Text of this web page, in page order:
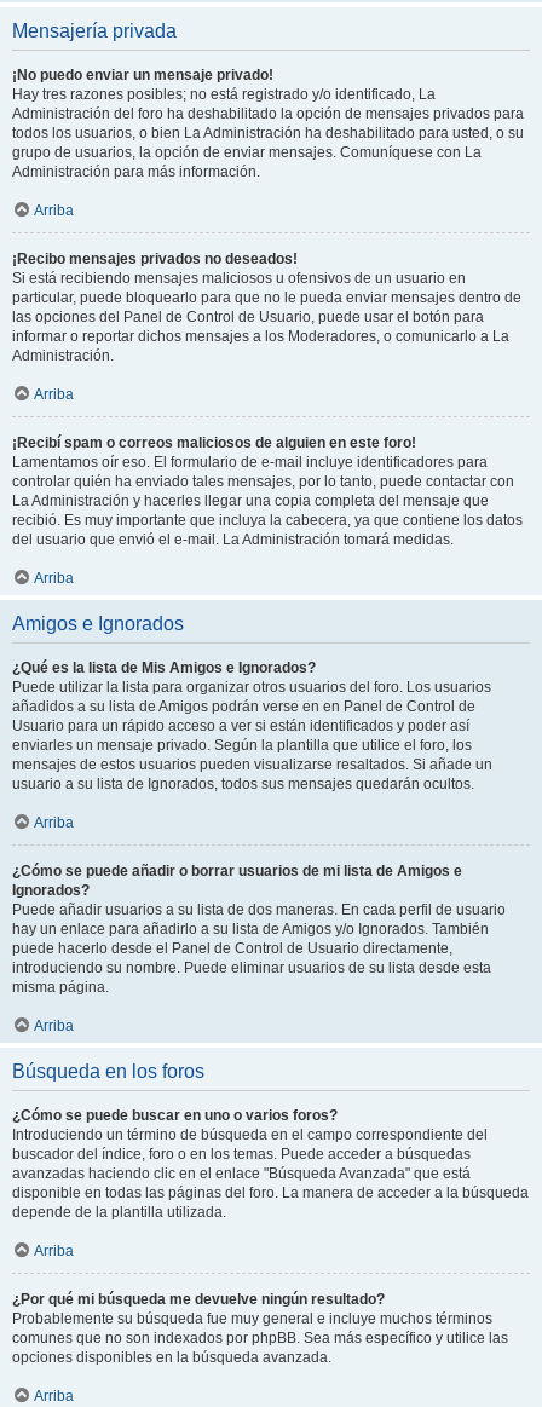
Mensajería privada
¡No puedo enviar un mensaje privado!
Hay tres razones posibles; no está registrado y/o identificado, La
Administración del foro ha deshabilitado la opción de mensajes privados para
todos los usuarios, o bien La Administración ha deshabilitado para usted, o su
grupo de usuarios, la opción de enviar mensajes. Comuníquese con La
Administración para más información.
Arriba
¡Recibo mensajes privados no deseados!
Si está recibiendo mensajes maliciosos u ofensivos de un usuario en
particular, puede bloquearlo para que no le pueda enviar mensajes dentro de
las opciones del Panel de Control de Usuario, puede usar el botón para
informar o reportar dichos mensajes a los Moderadores, o comunicarlo a La
Administración.
Arriba
¡Recibí spam o correos maliciosos de alguien en este foro!
Lamentamos oír eso. El formulario de e-mail incluye identificadores para
controlar quién ha enviado tales mensajes, por lo tanto, puede contactar con
La Administración y hacerles llegar una copia completa del mensaje que
recibió. Es muy importante que incluya la cabecera, ya que contiene los datos
del usuario que envió el e-mail. La Administración tomará medidas.
Arriba
Amigos e Ignorados
¿Qué es la lista de Mis Amigos e Ignorados?
Puede utilizar la lista para organizar otros usuarios del foro. Los usuarios
añadidos a su lista de Amigos podrán verse en en Panel de Control de
Usuario para un rápido acceso a ver si están identificados y poder así
enviarles un mensaje privado. Según la plantilla que utilice el foro, los
mensajes de estos usuarios pueden visualizarse resaltados. Si añade un
usuario a su lista de Ignorados, todos sus mensajes quedarán ocultos.
Arriba
¿Cómo se puede añadir o borrar usuarios de mi lista de Amigos e
Ignorados?
Puede añadir usuarios a su lista de dos maneras. En cada perfil de usuario
hay un enlace para añadirlo a su lista de Amigos y/o Ignorados. También
puede hacerlo desde el Panel de Control de Usuario directamente,
introduciendo su nombre. Puede eliminar usuarios de su lista desde esta
misma página.
Arriba
Búsqueda en los foros
¿Cómo se puede buscar en uno o varios foros?
Introduciendo un término de búsqueda en el campo correspondiente del
buscador del índice, foro o en los temas. Puede acceder a búsquedas
avanzadas haciendo clic en el enlace "Búsqueda Avanzada" que está
disponible en todas las páginas del foro. La manera de acceder a la búsqueda
depende de la plantilla utilizada.
Arriba
¿Por qué mi búsqueda me devuelve ningún resultado?
Probablemente su búsqueda fue muy general e incluye muchos términos
comunes que no son indexados por phpBB. Sea más específico y utilice las
opciones disponibles en la búsqueda avanzada.
Arriba